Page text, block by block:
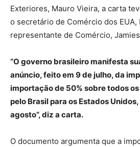
Exteriores, Mauro Vieira, a carta
o secretário de Comércio dos EUA,
representante de Comércio,
“O governo brasileiro manifesta
anúncio, feito em 9 de julho, da
importação de 50% sobre todos
pelo Brasil para os Estados
agosto”, diz a carta.
O documento argumenta que a